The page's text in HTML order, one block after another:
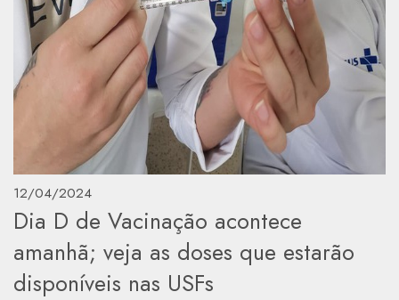
12/04/2024
Dia D de Vacinação acontece
amanhã; veja as doses que estarão
disponíveis nas USFs